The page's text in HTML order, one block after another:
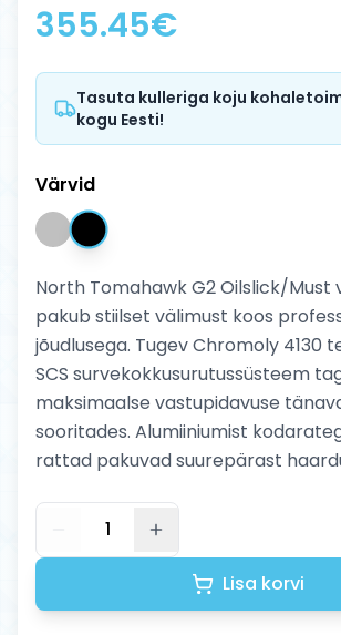
355.45€
Tasuta kulleriga koju
kogu Eesti!
Värvid
North Tomahawk G2 Oilslick/Must
pakub stiilset välimust koos
jõudlusega. Tugev Chromoly 4130
SCS survekokkusurutussüsteem
maksimaalse vastupidavuse
sooritades. Alumiiniumist
rattad pakuvad suurepärast
1
Lisa korvi